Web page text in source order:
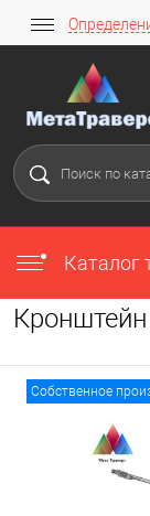
Каталог
Собственное